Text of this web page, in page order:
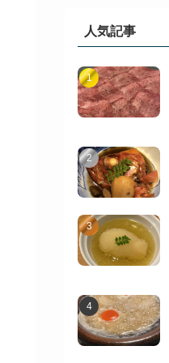
人気記事